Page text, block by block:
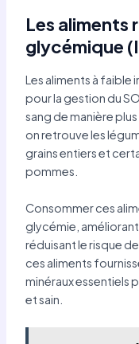
Les aliments
glycémique
Les aliments à faible
pour la gestion du
sang de manière
on retrouve les
grains entiers et
pommes.
Consommer ces
glycémie, améliorant
réduisant le risque
ces aliments
minéraux essentiels
et sain.